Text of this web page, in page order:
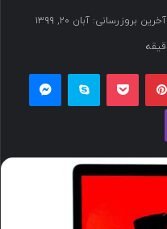
آخرین بروزرسانی: آبان ۲۰, ۱۳۹۹